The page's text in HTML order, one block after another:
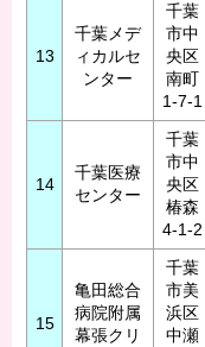
13
千葉メデ
ィカルセ
ンター
千葉
市中
央区
南町
1-7-1
14
千葉医療
センター
千葉
市中
央区
椿森
4-1-2
15
亀田総合
病院附属
幕張クリ
千葉
市美
浜区
中瀬